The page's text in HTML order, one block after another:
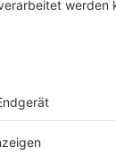
bzw.
oder
bzw. der
gesetzliche